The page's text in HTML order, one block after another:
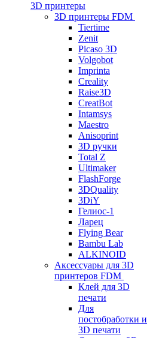
3D принтеры
3D принтеры FDM
Tiertime
Zenit
Picaso 3D
Volgobot
Imprinta
Creality
Raise3D
CreatBot
Intamsys
Maestro
Anisoprint
3D ручки
Total Z
Ultimaker
FlashForge
3DQuality
3DiY
Гелиос-1
Ларец
Flying Bear
Bambu Lab
ALKINOID
Аксессуары для 3D
принтеров FDM
Клей для 3D
печати
Для
постобработки и
3D печати